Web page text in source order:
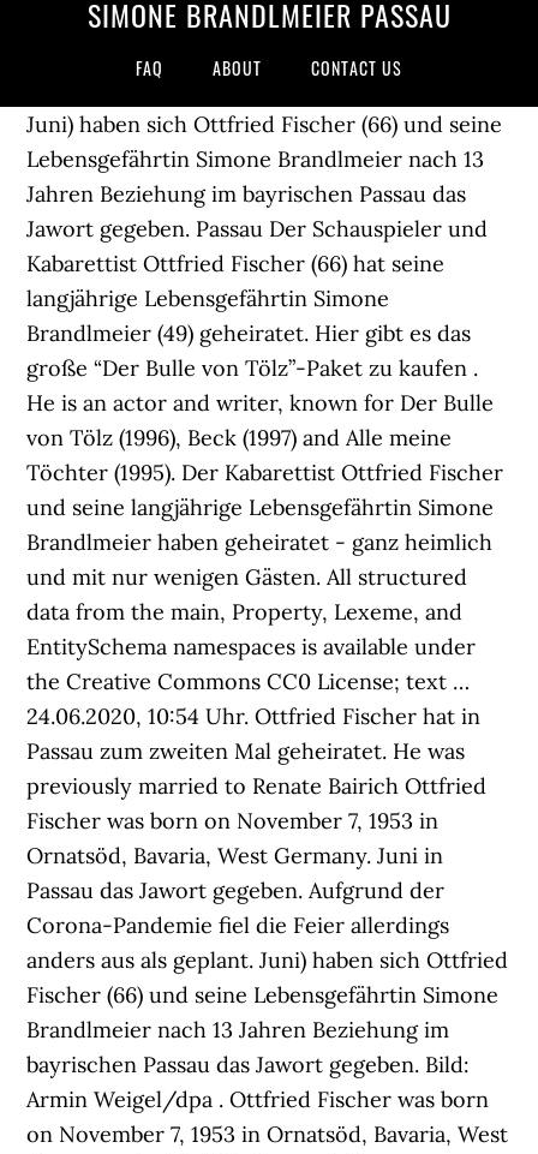
SIMONE BRANDLMEIER PASSAU
FAQ ABOUT CONTACT US
Juni) haben sich Ottfried Fischer (66) und seine
Lebensgefährtin Simone Brandlmeier nach 13
Jahren Beziehung im bayrischen Passau das
Jawort gegeben. Passau Der Schauspieler und
Kabarettist Ottfried Fischer (66) hat seine
langjährige Lebensgefährtin Simone
Brandlmeier (49) geheiratet. Hier gibt es das
große “Der Bulle von Tölz”-Paket zu kaufen .
He is an actor and writer, known for Der Bulle
von Tölz (1996), Beck (1997) and Alle meine
Töchter (1995). Der Kabarettist Ottfried Fischer
und seine langjährige Lebensgefährtin Simone
Brandlmeier haben geheiratet - ganz heimlich
und mit nur wenigen Gästen. All structured
data from the main, Property, Lexeme, and
EntitySchema namespaces is available under
the Creative Commons CC0 License; text …
24.06.2020, 10:54 Uhr. Ottfried Fischer hat in
Passau zum zweiten Mal geheiratet. He was
previously married to Renate Bairich Ottfried
Fischer was born on November 7, 1953 in
Ornatsöd, Bavaria, West Germany. Juni in
Passau das Jawort gegeben. Aufgrund der
Corona-Pandemie fiel die Feier allerdings
anders aus als geplant. Juni) haben sich Ottfried
Fischer (66) und seine Lebensgefährtin Simone
Brandlmeier nach 13 Jahren Beziehung im
bayrischen Passau das Jawort gegeben. Bild:
Armin Weigel/dpa . Ottfried Fischer was born
on November 7, 1953 in Ornatsöd, Bavaria, West